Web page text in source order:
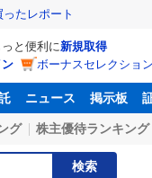
たレポート
っと便利に新規取得
ン
ボーナスセレクショ
ニュース 掲示板
グ 株主優待ランキング
検索